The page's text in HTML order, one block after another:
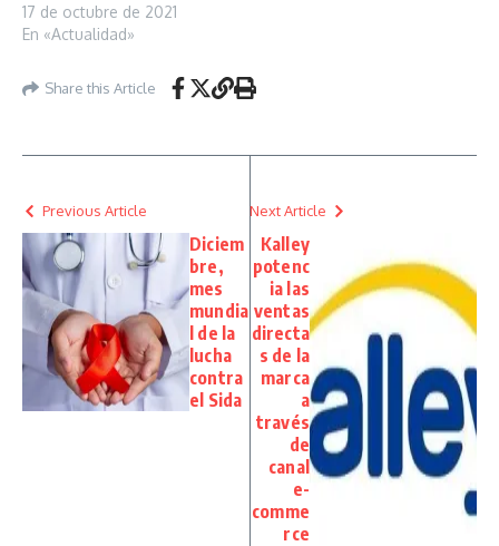
17 de octubre de 2021
En «Actualidad»
Share this Article
Previous Article
Diciem
bre,
mes
mundia
l de la
lucha
contra
el Sida
Next Article
Kalley
potenc
ia las
ventas
directa
s de la
marca
a
través
de
canal
e-
comme
rce